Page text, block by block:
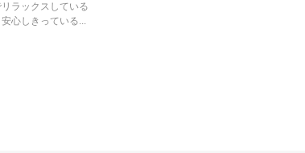
ラックスしている
心しきっている...